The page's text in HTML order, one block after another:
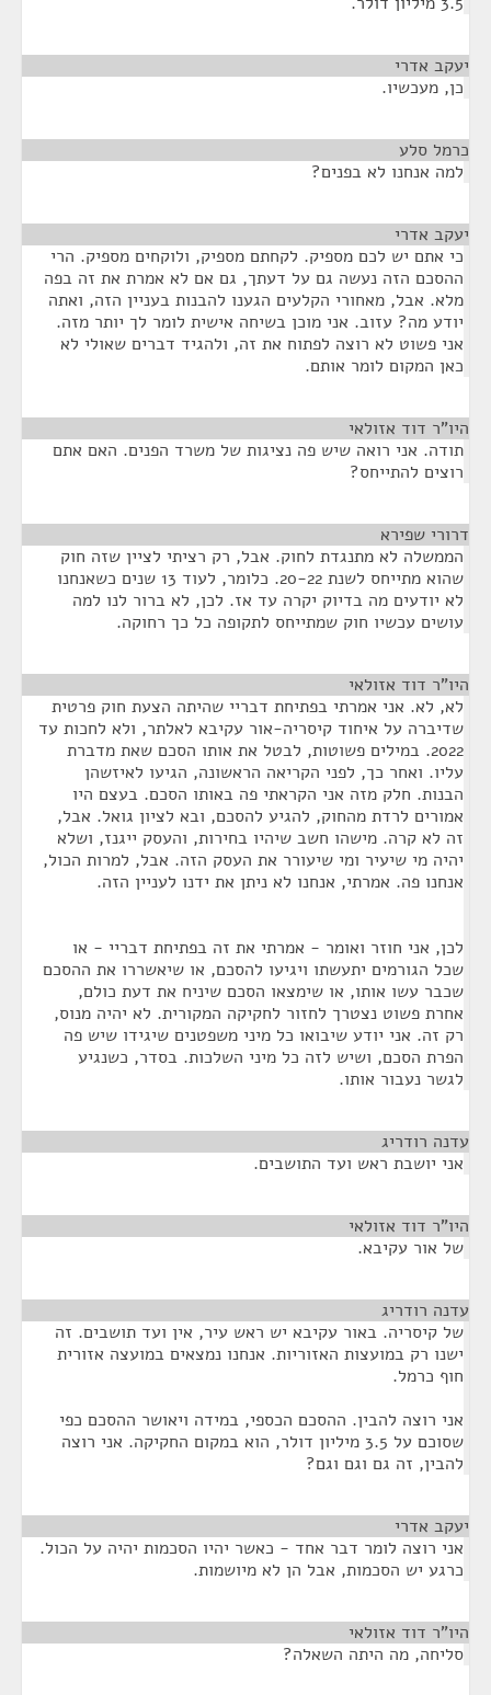
יעקב אדרי
כן, מעכשיו.
כרמל סלע
למה אנחנו לא בפנים?
יעקב אדרי
כי אתם יש לכם מספיק. לקחתם מספיק, ולוקחים מספיק. הרי
ההסכם הזה נעשה גם על דעתך, גם אם לא אמרת את זה בפה
מלא. אבל, מאחורי הקלעים הגענו להבנות בעניין הזה, ואתה
יודע מה? עזוב. אני מוכן בשיחה אישית לומר לך יותר מזה.
אני פשוט לא רוצה לפתוח את זה, ולהגיד דברים שאולי לא
כאן המקום לומר אותם.
היו"ר דוד אזולאי
תודה. אני רואה שיש פה נציגות של משרד הפנים. האם אתם
רוצים להתייחס?
דרורי שפירא
הממשלה לא מתנגדת לחוק. אבל, רק רציתי לציין שזה חוק
שהוא מתייחס לשנת 20-22. כלומר, לעוד 13 שנים כשאנחנו
לא יודעים מה בדיוק יקרה עד אז. לכן, לא ברור לנו למה
עושים עכשיו חוק שמתייחס לתקופה כל כך רחוקה.
היו"ר דוד אזולאי
לא, לא. אני אמרתי בפתיחת דבריי שהיתה הצעת חוק פרטית
שדיברה על איחוד קיסריה-אור עקיבא לאלתר, ולא לחכות עד
2022. במילים פשוטות, לבטל את אותו הסכם שאת מדברת
עליו. ואחר כך, לפני הקריאה הראשונה, הגיעו לאיזשהן
הבנות. חלק מזה אני הקראתי פה באותו הסכם. בעצם היו
אמורים לרדת מהחוק, להגיע להסכם, ובא לציון גואל. אבל,
זה לא קרה. מישהו חשב שיהיו בחירות, והעסק ייגנז, ושלא
יהיה מי שיעיר ומי שיעורר את העסק הזה. אבל, למרות הכול,
אנחנו פה. אמרתי, אנחנו לא ניתן את ידנו לעניין הזה.
לכן, אני חוזר ואומר - אמרתי את זה בפתיחת דבריי - או
שכל הגורמים יתעשתו ויגיעו להסכם, או שיאשררו את ההסכם
שכבר עשו אותו, או שימצאו הסכם שיניח את דעת כולם,
אחרת פשוט נצטרך לחזור לחקיקה המקורית. לא יהיה מנוס,
רק זה. אני יודע שיבואו כל מיני משפטנים שיגידו שיש פה
הפרת הסכם, ושיש לזה כל מיני השלכות. בסדר, כשנגיע
לגשר נעבור אותו.
עדנה רודריג
אני יושבת ראש ועד התושבים.
היו"ר דוד אזולאי
של אור עקיבא.
עדנה רודריג
של קיסריה. באור עקיבא יש ראש עיר, אין ועד תושבים. זה
ישנו רק במועצות האזוריות. אנחנו נמצאים במועצה אזורית
חוף כרמל.
אני רוצה להבין. ההסכם הכספי, במידה ויאושר ההסכם כפי
שסוכם על 3.5 מיליון דולר, הוא במקום החקיקה. אני רוצה
להבין, זה גם וגם וגם?
יעקב אדרי
אני רוצה לומר דבר אחד - כאשר יהיו הסכמות יהיה על הכול.
כרגע יש הסכמות, אבל הן לא מיושמות.
היו"ר דוד אזולאי
סליחה, מה היתה השאלה?